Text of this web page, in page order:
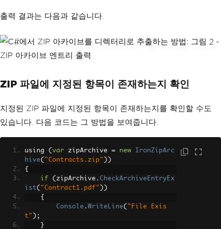
출력 결과는 다음과 같습니다.
ZIP 파일에 지정된 항목이 존재하는지 확인
지정된 ZIP 파일에 지정된 항목이 존재하는지를 확인할 수도
있습니다. 다음 코드는 그 방법을 보여줍니다.
using ( var zipArchive = new
IronZipArc
hive( "Contracts.zip" ))
{
if
( zipArchive . CheckArchiveEntryEx
ist( "Contract1.pdf" ))
{
Console . WriteLine( "File Exis
t" );
}